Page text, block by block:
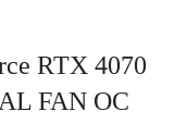
RTX 4070
FAN OC